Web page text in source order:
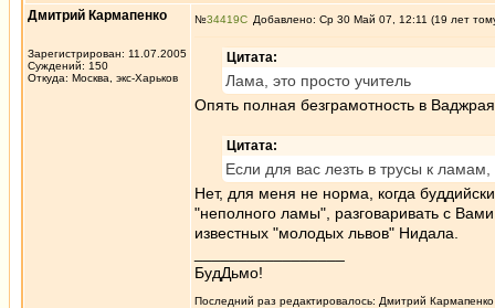
Дмитрий Кармапенко
Зарегистрирован: 11.07.2005
Суждений: 150
Откуда: Москва, экс-Харьков
№34419 Добавлено: Ср 30 Май 07, 12:11 (19 лет
Цитата:
Лама, это просто учитель
Опять полная безграмотность в
Цитата:
Если для вас лезть в трусы к
Нет, для меня не норма, когда
"неполного ламы", разговаривать с
известных "молодых львов" Нидала.
БудДьмо!
Последний раз редактировалось: Дмитрий